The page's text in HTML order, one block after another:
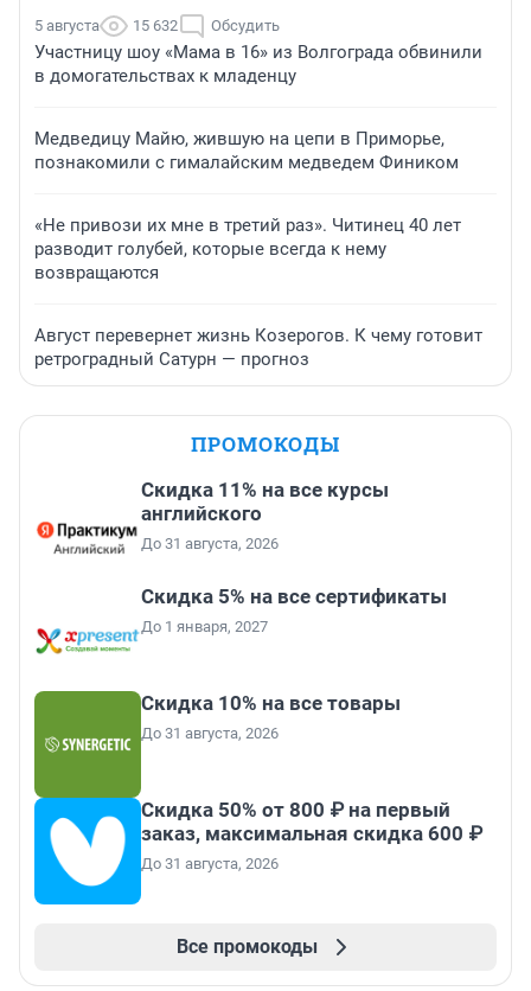
5 августа 15 632 Обсудить
Участницу шоу «Мама в 16» из Волгограда обвинили
в домогательствах к младенцу
Медведицу Майю, жившую на цепи в Приморье,
познакомили с гималайским медведем Фиником
«Не привози их мне в третий раз». Читинец 40 лет
разводит голубей, которые всегда к нему
возвращаются
Август перевернет жизнь Козерогов. К чему готовит
ретроградный Сатурн — прогноз
ПРОМОКОДЫ
Скидка 11% на все курсы
английского
До 31 августа, 2026
Скидка 5% на все сертификаты
До 1 января, 2027
Скидка 10% на все товары
До 31 августа, 2026
Скидка 50% от 800 ₽ на первый
заказ, максимальная скидка 600 ₽
До 31 августа, 2026
Все промокоды